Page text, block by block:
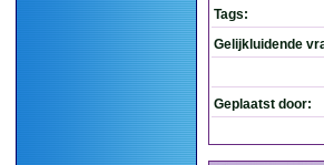
Tags:
Gelijkluidende
Geplaatst door: